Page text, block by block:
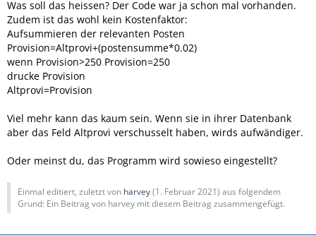
Was soll das heissen? Der Code war ja schon mal vorhanden.
Zudem ist das wohl kein Kostenfaktor:
Aufsummieren der relevanten Posten
Provision=Altprovi+(postensumme*0.02)
wenn Provision>250 Provision=250
drucke Provision
Altprovi=Provision
Viel mehr kann das kaum sein. Wenn sie in ihrer Datenbank
aber das Feld Altprovi verschusselt haben, wirds aufwändiger.
Oder meinst du, das Programm wird sowieso eingestellt?
Einmal editiert, zuletzt von harvey(1. Februar 2021) aus folgendem
Grund: Ein Beitrag von harvey mit diesem Beitrag zusammengefügt.